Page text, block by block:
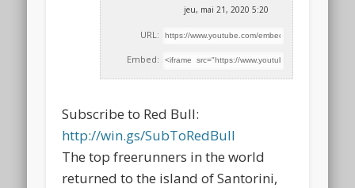
jeu, mai 21, 2020 5:20
URL:
Embed:
Subscribe to Red Bull:
http://win.gs/SubToRedBull
The top freerunners in the world
returned to the island of Santorini,